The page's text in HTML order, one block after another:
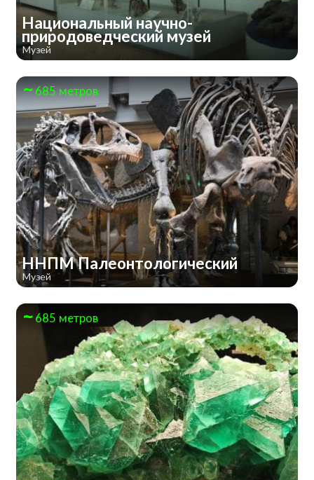
Национальный научно-
природоведческий музей
Музей
685 метров
ННПМ Палеонтологический
Музей
685 метров